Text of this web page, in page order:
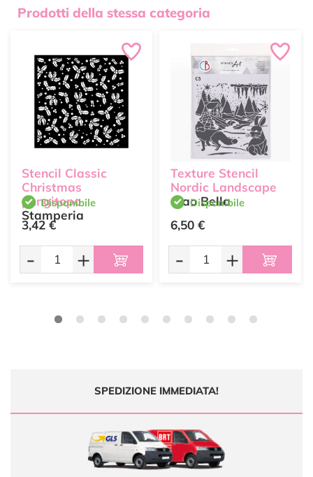
Prodotti della stessa categoria
Stencil Classic
Christmas
pungitopo
Stamperia
Disponibile
3,42 €
- +
Texture Stencil
Nordic Landscape
Ciao Bella
Disponibile
6,50 €
- +
SPEDIZIONE IMMEDIATA!